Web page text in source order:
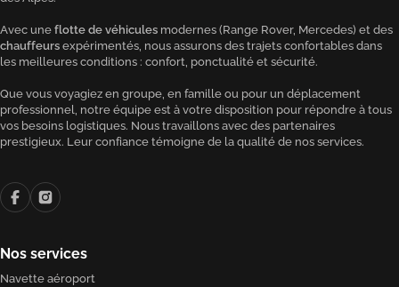
Avec uneflotte de véhicules modernes (Range Rover, Mercedes) et des
chauffeursexpérimentés, nous assurons des trajets confortables dans
les meilleures conditions : confort, ponctualité et sécurité.
Que vous voyagiez en groupe, en famille ou pour un déplacement
professionnel, notre équipe est à votre disposition pour répondre à tous
vos besoins logistiques. Nous travaillons avec des partenaires
prestigieux. Leur confiance témoigne de la qualité de nos services.
Nos services
Navette aéroport